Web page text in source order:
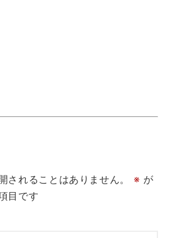
されることはありません。 ※ が
目です